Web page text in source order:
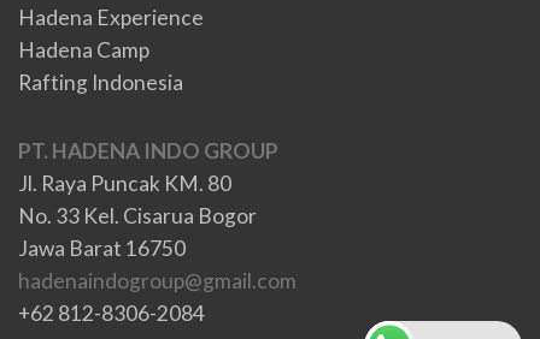
Hadena Experience
Hadena Camp
Rafting Indonesia
PT. HADENA INDO GROUP
Jl. Raya Puncak KM. 80
No. 33 Kel. Cisarua Bogor
Jawa Barat 16750
hadenaindogroup@gmail.com
+62 812-8306-2084